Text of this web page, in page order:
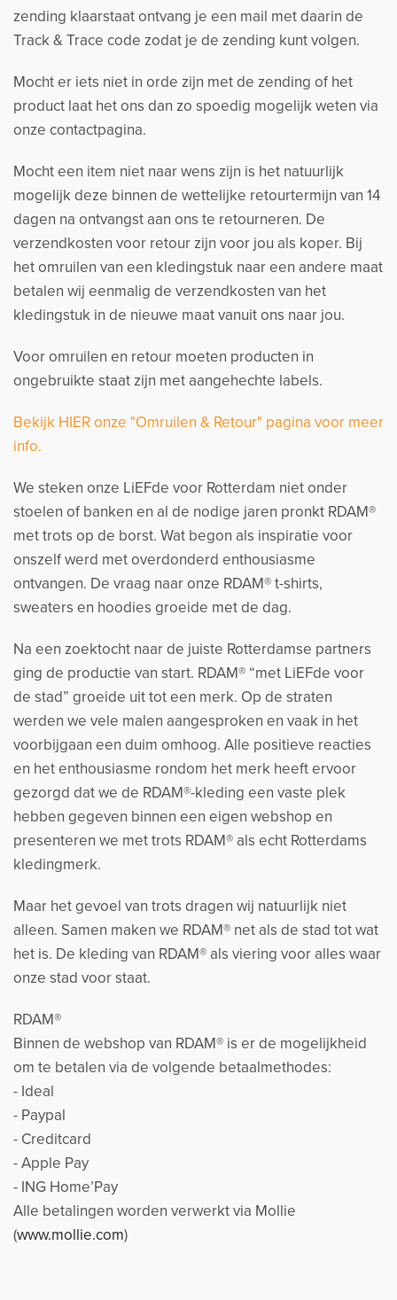
zending klaarstaat ontvang je een mail met daarin de
Track & Trace code zodat je de zending kunt volgen.
Mocht er iets niet in orde zijn met de zending of het
product laat het ons dan zo spoedig mogelijk weten via
onze contactpagina.
Mocht een item niet naar wens zijn is het natuurlijk
mogelijk deze binnen de wettelijke retourtermijn van 14
dagen na ontvangst aan ons te retourneren. De
verzendkosten voor retour zijn voor jou als koper. Bij
het omruilen van een kledingstuk naar een andere maat
betalen wij eenmalig de verzendkosten van het
kledingstuk in de nieuwe maat vanuit ons naar jou.
Voor omruilen en retour moeten producten in
ongebruikte staat zijn met aangehechte labels.
Bekijk HIER onze "Omruilen & Retour" pagina voor meer
info.
We steken onze LiEFde voor Rotterdam niet onder
stoelen of banken en al de nodige jaren pronkt RDAM®
met trots op de borst. Wat begon als inspiratie voor
onszelf werd met overdonderd enthousiasme
ontvangen. De vraag naar onze RDAM® t-shirts,
sweaters en hoodies groeide met de dag.
Na een zoektocht naar de juiste Rotterdamse partners
ging de productie van start. RDAM® “met LiEFde voor
de stad” groeide uit tot een merk. Op de straten
werden we vele malen aangesproken en vaak in het
voorbijgaan een duim omhoog. Alle positieve reacties
en het enthousiasme rondom het merk heeft ervoor
gezorgd dat we de RDAM®-kleding een vaste plek
hebben gegeven binnen een eigen webshop en
presenteren we met trots RDAM® als echt Rotterdams
kledingmerk.
Maar het gevoel van trots dragen wij natuurlijk niet
alleen. Samen maken we RDAM® net als de stad tot wat
het is. De kleding van RDAM® als viering voor alles waar
onze stad voor staat.
RDAM®
Binnen de webshop van RDAM® is er de mogelijkheid
om te betalen via de volgende betaalmethodes:
- Ideal
- Paypal
- Creditcard
- Apple Pay
- ING Home’Pay
Alle betalingen worden verwerkt via Mollie
(www.mollie.com)